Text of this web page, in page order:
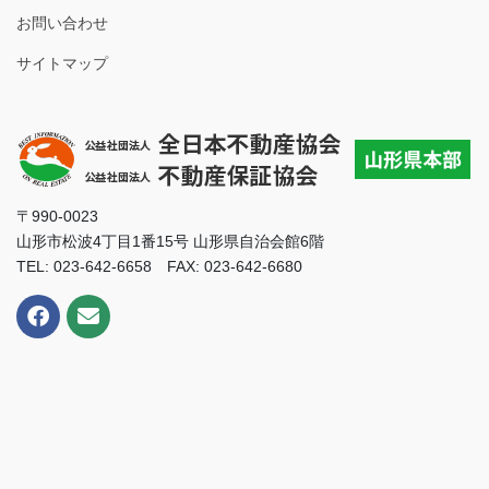
お問い合わせ
サイトマップ
〒990-0023
山形市松波4丁目1番15号 山形県自治会館6階
TEL: 023-642-6658 FAX: 023-642-6680